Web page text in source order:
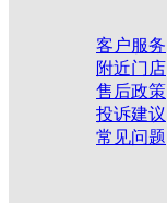
客户服务
附近门店
售后政策
投诉建议
常见问题